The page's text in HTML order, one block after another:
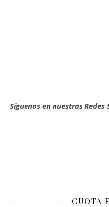
Síguenos en nuestras Redes
CUOTA